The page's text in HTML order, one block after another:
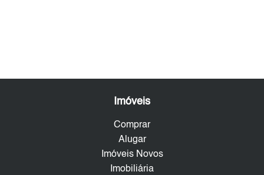
Imóveis
Comprar
Alugar
Imóveis Novos
Imobiliária